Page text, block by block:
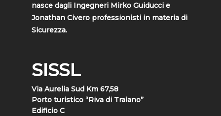
nasce dagli Ingegneri Mirko Guiducci e
Jonathan Civero professionisti in materia di
Sicurezza.
SISSL
Via Aurelia Sud Km 67,58
Porto turistico “Riva di Traiano”
Edificio C